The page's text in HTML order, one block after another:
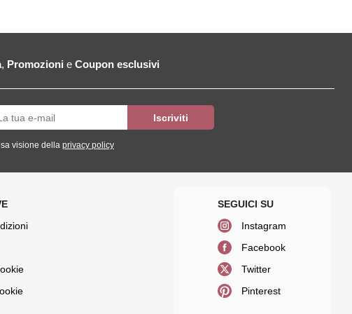
, Promozioni e Coupon esclusivi
visione della privacy policy
Instagram
Facebook
Twitter
Pinterest